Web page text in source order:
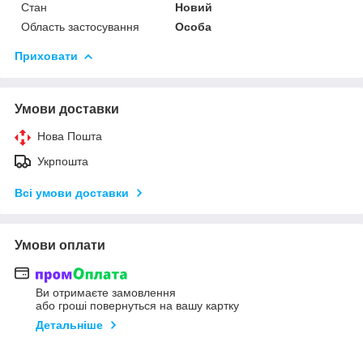
Стан
Новий
Область застосування
Особа
Приховати
Умови доставки
Нова Пошта
Укрпошта
Всі умови доставки
Умови оплати
Ви отримаєте замовлення
або гроші повернуться на вашу картку
Детальніше